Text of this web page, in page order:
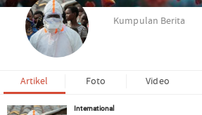
Kumpulan Berita
Artikel Foto Video
International